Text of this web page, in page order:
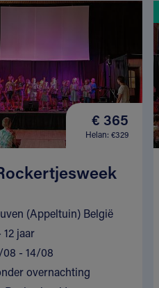
€ 365
Helan: €329
(Appeltuin) België
12 jaar
08 - 14/08
overnachting